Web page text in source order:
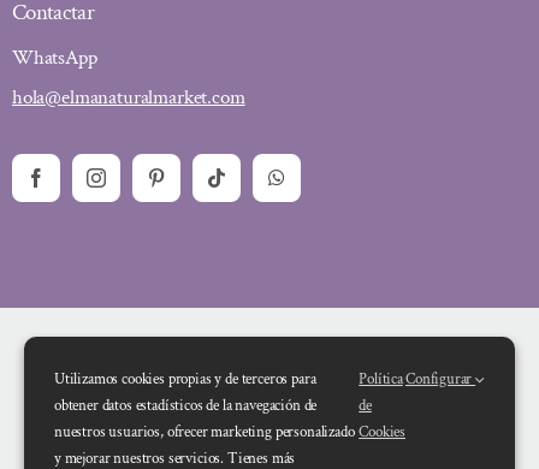
Contactar
WhatsApp
hola@elmanaturalmarket.com
Utilizamos cookies propias y de terceros para
obtener datos estadísticos de la navegación de
nuestros usuarios, ofrecer marketing personalizado
y mejorar nuestros servicios. Tienes más
Política
de
Cookies
Configurar